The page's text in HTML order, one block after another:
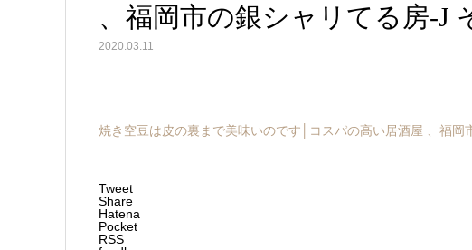
、福岡市の銀シャリてる房-J
2020.03.11
焼き空豆は皮の裏まで美味いのです│コスパの高い居酒屋 、福岡
Tweet
Share
Hatena
Pocket
RSS